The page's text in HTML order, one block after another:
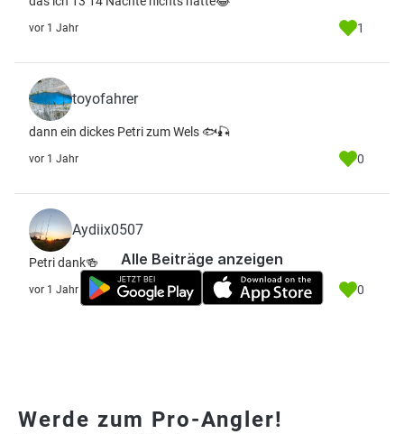
vor 1 Jahr 1
toyofahrer
dann ein dickes Petri zum Wels 🐟🎣
vor 1 Jahr 0
Aydiix0507
Petri dank🍻
vor 1 Jahr 0
Alle Beiträge anzeigen
Werde zum Pro-Angler!